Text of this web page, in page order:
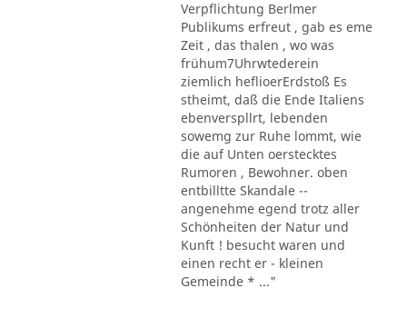
Verpflichtung Berlmer
Publikums erfreut , gab es eme
Zeit , das thalen , wo was
frühum7Uhrwtederein
ziemlich heflioerErdstoß Es
stheimt, daß die Ende Italiens
ebenverspllrt, lebenden
sowemg zur Ruhe lommt, wie
die auf Unten oerstecktes
Rumoren , Bewohner. oben
entbilltte Skandale --
angenehme egend trotz aller
Schönheiten der Natur und
Kunft ! besucht waren und
einen recht er - kleinen
Gemeinde * ..."